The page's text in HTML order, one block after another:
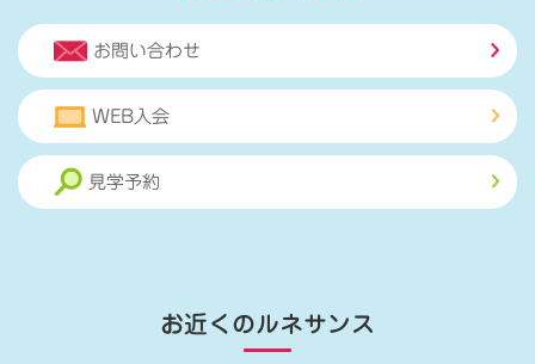
お問い合わせ
WEB入会
見学予約
お近くのルネサンス